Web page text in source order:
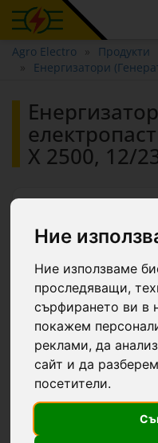
Ние
Ние използваме
проследяващи,
сърфирането ви в
покажем
реклами, да
сайт и да
посетители.
Agro Electro
Продукти
Енергизатори
X 2500, 12/